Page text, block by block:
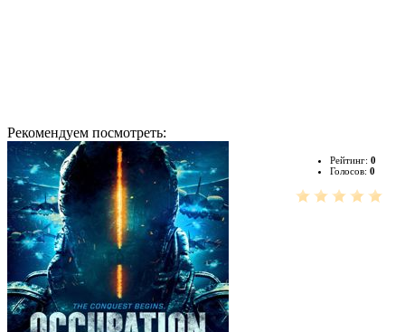
Рекомендуем посмотреть:
Рейтинг: 0
Голосов: 0